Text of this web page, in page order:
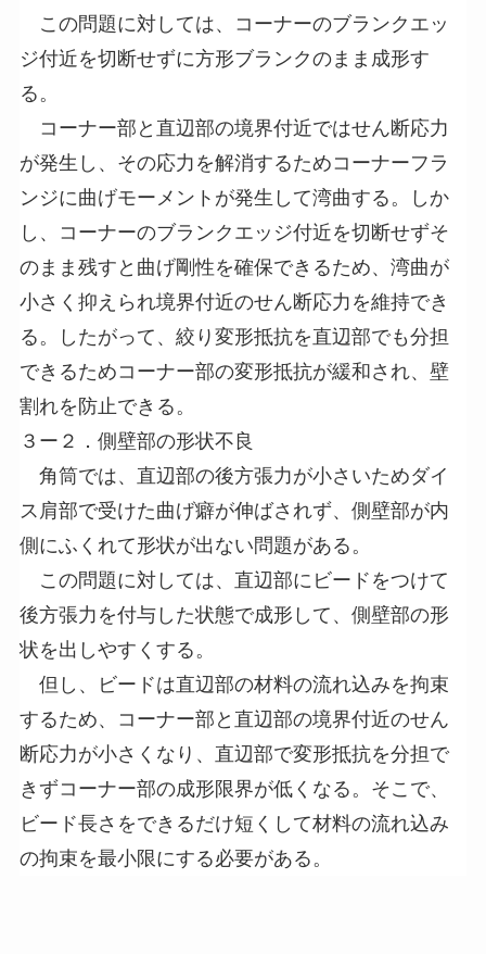
この問題に対しては、コーナーのブランクエッ
ジ付近を切断せずに方形ブランクのまま成形す
る。
コーナー部と直辺部の境界付近ではせん断応力
が発生し、その応力を解消するためコーナーフラ
ンジに曲げモーメントが発生して湾曲する。しか
し、コーナーのブランクエッジ付近を切断せずそ
のまま残すと曲げ剛性を確保できるため、湾曲が
小さく抑えられ境界付近のせん断応力を維持でき
る。したがって、絞り変形抵抗を直辺部でも分担
できるためコーナー部の変形抵抗が緩和され、壁
割れを防止できる。
３ー２．側壁部の形状不良
角筒では、直辺部の後方張力が小さいためダイ
ス肩部で受けた曲げ癖が伸ばされず、側壁部が内
側にふくれて形状が出ない問題がある。
この問題に対しては、直辺部にビードをつけて
後方張力を付与した状態で成形して、側壁部の形
状を出しやすくする。
但し、ビードは直辺部の材料の流れ込みを拘束
するため、コーナー部と直辺部の境界付近のせん
断応力が小さくなり、直辺部で変形抵抗を分担で
きずコーナー部の成形限界が低くなる。そこで、
ビード長さをできるだけ短くして材料の流れ込み
の拘束を最小限にする必要がある。